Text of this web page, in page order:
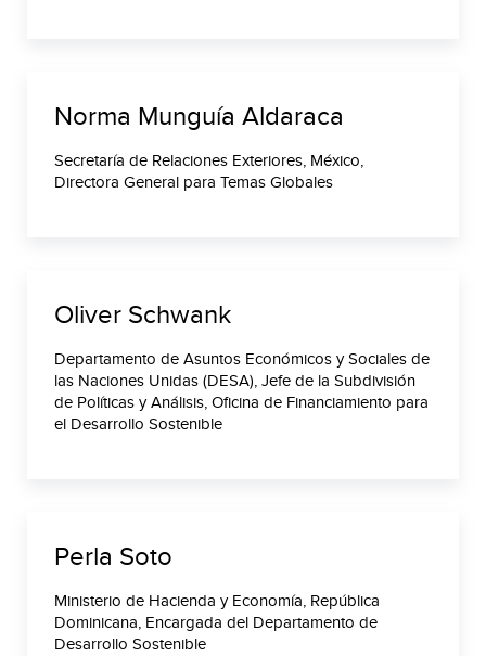
Norma Munguía Aldaraca
Secretaría de Relaciones Exteriores, México,
Directora General para Temas Globales
Oliver Schwank
Departamento de Asuntos Económicos y Sociales de
las Naciones Unidas (DESA), Jefe de la Subdivisión
de Políticas y Análisis, Oficina de Financiamiento para
el Desarrollo Sostenible
Perla Soto
Ministerio de Hacienda y Economía, República
Dominicana, Encargada del Departamento de
Desarrollo Sostenible